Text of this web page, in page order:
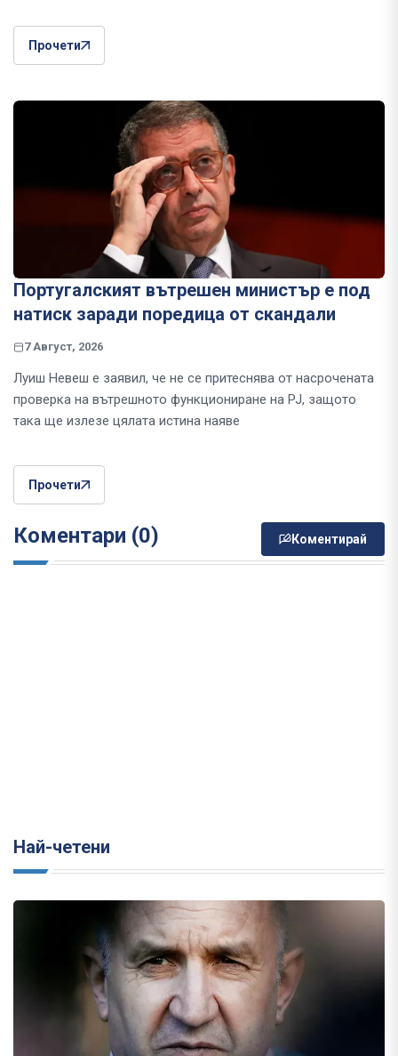
Прочети
Португалският вътрешен министър е под
натиск заради поредица от скандали
7 Август, 2026
Луиш Невеш е заявил, че не се притеснява от насрочената
проверка на вътрешното функциониране на PJ, защото
така ще излезе цялата истина наяве
Прочети
Коментари (0) Коментирай
Най-четени